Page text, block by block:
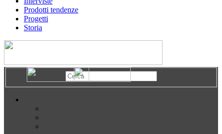
Prodotti tendenze
Progetti
Storia